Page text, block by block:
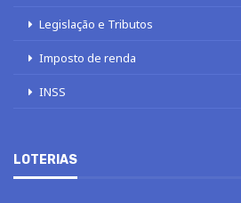
Legislação e Tributos
Imposto de renda
INSS
LOTERIAS